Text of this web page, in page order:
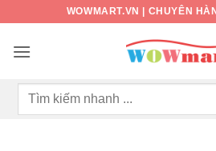
nội
WOWMART.VN | CHUYÊN
Tìm